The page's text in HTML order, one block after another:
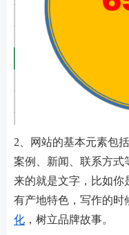
2、网站的基本元素包
案例、新闻、联系方式
来的就是文字，比如你
有产地特色，写作的时
化 ，树立品牌故事。